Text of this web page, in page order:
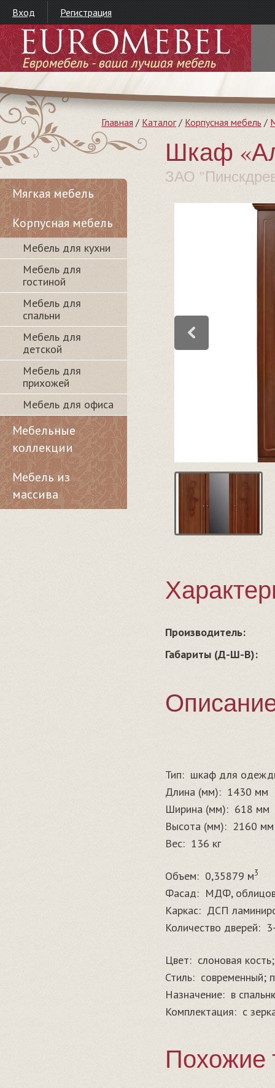
Вход Регистрация
Главная / Каталог/ Корпусная мебель /
Шкаф
ЗАО
Производитель:
Габариты (Д-Ш-В):
Тип: шкаф для
Длина (мм): 1430 мм
Ширина (мм): 618 мм
Высота (мм): 2160 мм
Вес: 136 кг
Объем: 0,35879 м3
Фасад: МДФ,
Каркас: ДСП
Количество дверей:
Цвет: слоновая
Стиль: современный;
Назначение: в
Комплектация: с
Похожие
Мягкая мебель
Корпусная мебель
Мебель для кухни
Мебель для
гостиной
Мебель для
спальни
Мебель для
детской
Мебель для
прихожей
Мебель для офиса
Мебельные
коллекции
Мебель из
массива